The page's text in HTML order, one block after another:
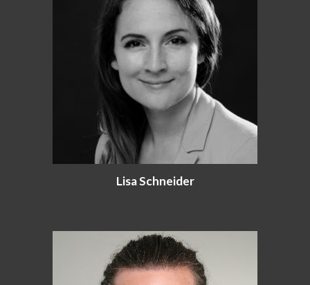
Lisa Schneider